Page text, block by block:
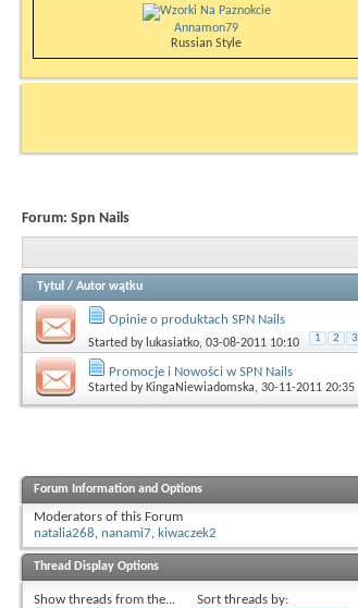
Annamon79
Russian Style
Forum: Spn Nails
Tytuł / Autor wątku
Opinie o produktach SPN Nails
Started by lukasiatko, 03-08-2011 10:10 1 2 3
Promocje i Nowości w SPN Nails
Started by KingaNiewiadomska, 30-11-2011 20:35
Forum Information and Options
Moderators of this Forum
natalia268, nanami7, kiwaczek2
Thread Display Options
Show threads from the... Sort threads by: